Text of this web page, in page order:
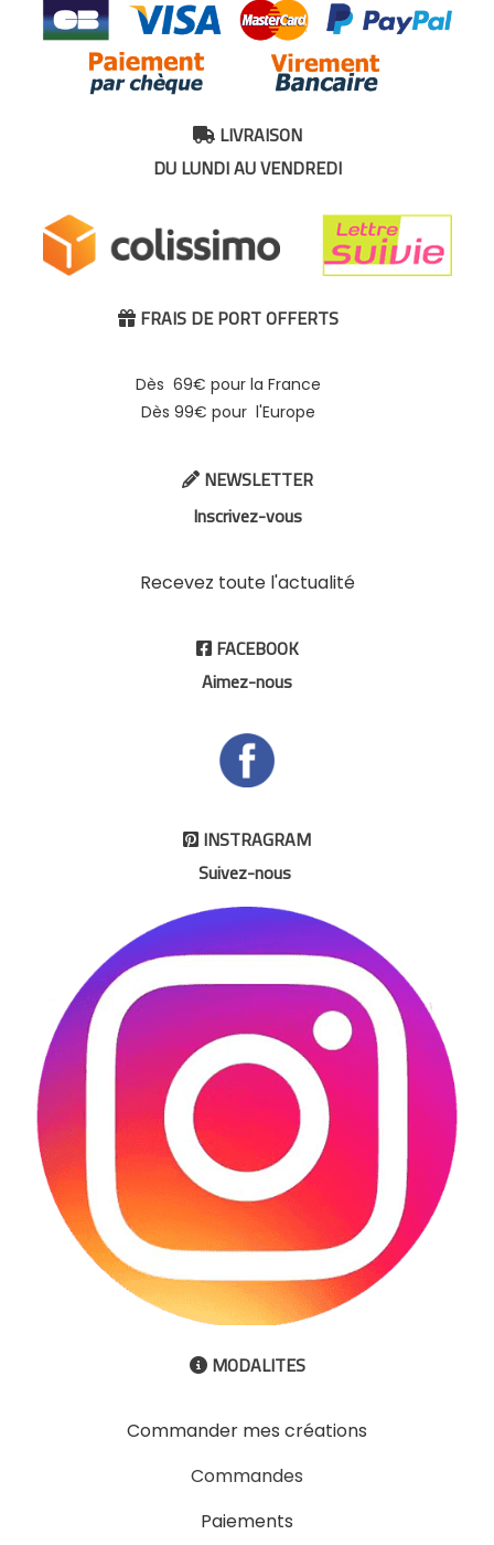
LIVRAISON
DU LUNDI AU VENDREDI
 FRAIS DE PORT OFFERTS
Dès 69€ pour la France
Dès 99€ pour l'Europe
NEWSLETTER
Inscrivez-vous
Recevez toute l'actualité
FACEBOOK
Aimez-nous
 INSTRAGRAM
Suivez-nous
 MODALITES
Commander mes créations
Commandes
Paiements